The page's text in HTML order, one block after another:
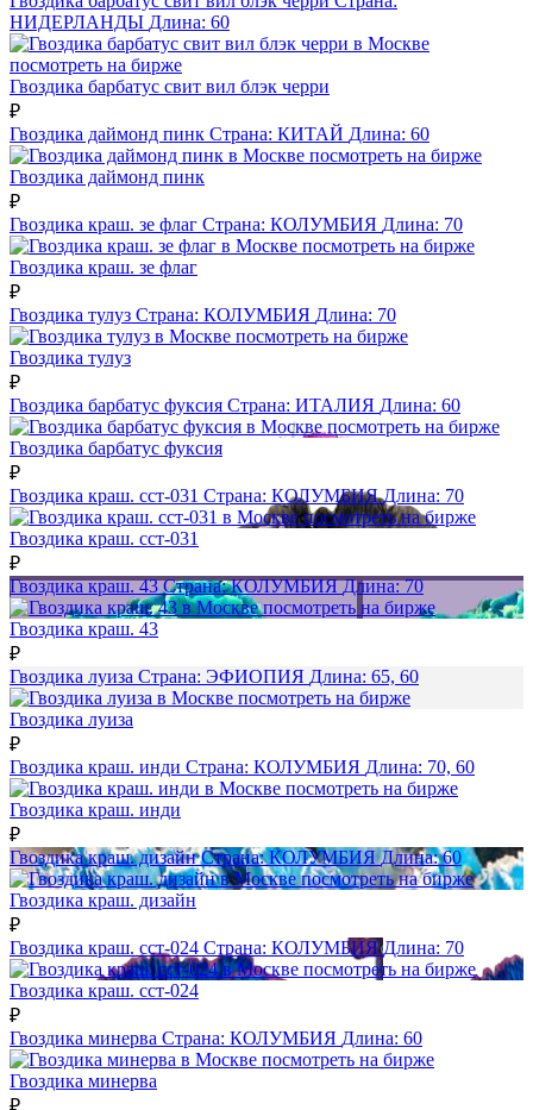
НИДЕРЛАНДЫ Длина: 60
посмотреть на бирже
Гвоздика барбатус свит вил блэк черри
₽
Гвоздика даймонд пинк Страна: КИТАЙ Длина: 60
посмотреть на бирже
Гвоздика даймонд пинк
₽
Гвоздика краш. зе флаг Страна: КОЛУМБИЯ Длина: 70
посмотреть на бирже
Гвоздика краш. зе флаг
₽
Гвоздика тулуз Страна: КОЛУМБИЯ Длина: 70
посмотреть на бирже
Гвоздика тулуз
₽
Гвоздика барбатус фуксия Страна: ИТАЛИЯ Длина: 60
посмотреть на бирже
Гвоздика барбатус фуксия
₽
Гвоздика краш. сст-031 Страна: КОЛУМБИЯ Длина: 70
посмотреть на бирже
Гвоздика краш. сст-031
₽
Гвоздика краш. 43Страна:КОЛУМБИЯ Длина:70
посмотреть на бирже
Гвоздика краш. 43
₽
Гвоздика луиза Страна: ЭФИОПИЯ Длина: 65, 60
посмотреть на бирже
Гвоздика луиза
₽
Гвоздика краш. инди Страна: КОЛУМБИЯ Длина: 70, 60
посмотреть на бирже
Гвоздика краш. инди
₽
Гвоздика краш. дизайнСтрана:КОЛУМБИЯ Длина:60
посмотреть на бирже
Гвоздика краш. дизайн
₽
Гвоздика краш. сст-024 Страна: КОЛУМБИЯ Длина: 70
посмотреть на бирже
Гвоздика краш. сст-024
₽
Гвоздика минерва Страна: КОЛУМБИЯ Длина: 60
посмотреть на бирже
Гвоздика минерва
₽